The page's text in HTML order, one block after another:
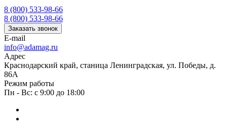
8 (800) 533-98-66
8 (800) 533-98-66
Заказать звонок
E-mail
info@adamag.ru
Адрес
Краснодарский край, станица Ленинградская, ул. Победы, д.
86А
Режим работы
Пн - Вс: с 9:00 до 18:00